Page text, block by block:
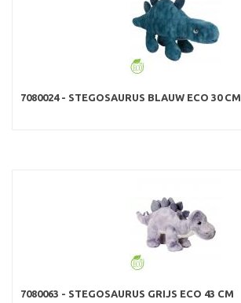
7080024 - STEGOSAURUS BLAUW ECO 30 CM
7080063 - STEGOSAURUS GRIJS ECO 43 CM